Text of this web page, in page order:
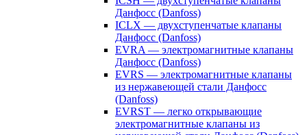
Данфосс (Danfoss)
ICLX — двухступенчатые клапаны
Данфосс (Danfoss)
EVRA — электромагнитные клапаны
Данфосс (Danfoss)
EVRS — электромагнитные клапаны
из нержавеющей стали Данфосс
(Danfoss)
EVRST — легко открывающие
электромагнитные клапаны из